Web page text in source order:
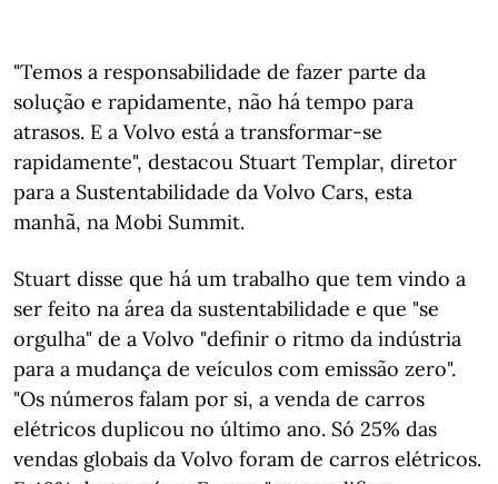
"Temos a responsabilidade de fazer parte da
solução e rapidamente, não há tempo para
atrasos. E a Volvo está a transformar-se
rapidamente", destacou Stuart Templar, diretor
para a Sustentabilidade da Volvo Cars, esta
manhã, na Mobi Summit.
Stuart disse que há um trabalho que tem vindo a
ser feito na área da sustentabilidade e que "se
orgulha" de a Volvo "definir o ritmo da indústria
para a mudança de veículos com emissão zero".
"Os números falam por si, a venda de carros
elétricos duplicou no último ano. Só 25% das
vendas globais da Volvo foram de carros elétricos.